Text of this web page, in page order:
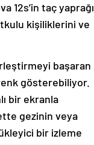
12s’in taç yaprağı
kişiliklerini ve
başaran
gösterebiliyor.
bir ekranla
gezinin veya
bir izleme